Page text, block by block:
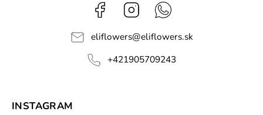
Facebook Instagram
eliflowers@eliflowers.sk
+421905709243
INSTAGRAM